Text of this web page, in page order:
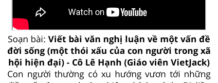
Soạn bài: Viết bài văn nghị luận về một vấn đề
đời sống (một thói xấu của con người trong xã
hội hiện đại) - Cô Lê Hạnh (Giáo viên VietJack)
Con người thường có xu hướng vươn tới những